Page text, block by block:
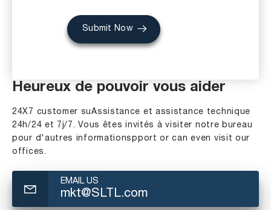
Submit Now
Heureux de pouvoir vous aider
24X7 customer suAssistance et assistance technique
24h/24 et 7j/7. Vous êtes invités à visiter notre bureau
pour d'autres informationspport or can even visit our
offices.
EMAIL US
mkt@SLTL.com